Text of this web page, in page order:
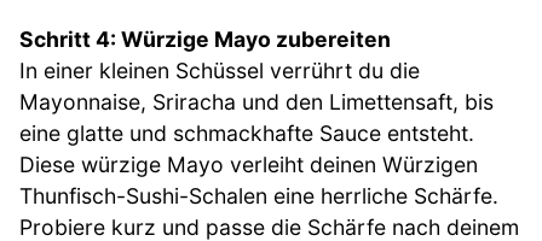
Schritt 4: Würzige Mayo zubereiten
In einer kleinen Schüssel verrührt du die
Mayonnaise, Sriracha und den Limettensaft, bis
eine glatte und schmackhafte Sauce entsteht.
Diese würzige Mayo verleiht deinen Würzigen
Thunfisch-Sushi-Schalen eine herrliche Schärfe.
Probiere kurz und passe die Schärfe nach deinem